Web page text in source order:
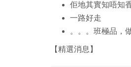
佢地其實知唔知
一路好走
。。。班極品，
【精選消息】